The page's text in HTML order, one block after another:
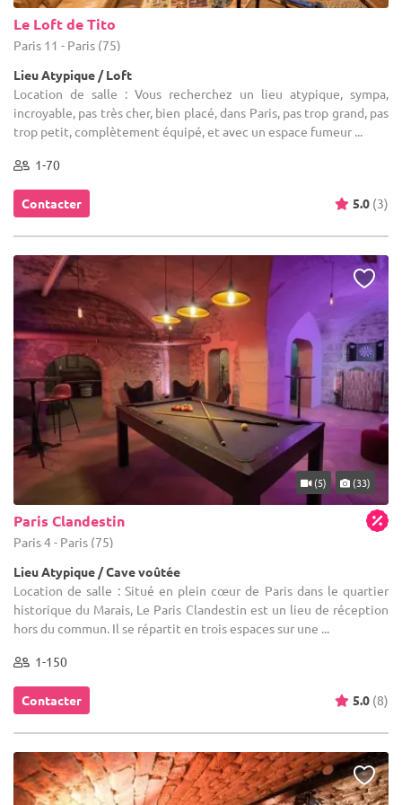
Le Loft de Tito
Paris 11 - Paris (75)
Lieu Atypique / Loft
Location de salle : Vous recherchez un lieu atypique, sympa,
incroyable, pas très cher, bien placé, dans Paris, pas trop grand, pas
trop petit, complètement équipé, et avec un espace fumeur ...
1-70
Contacter 5.0 (3)
(5) (33)
Paris Clandestin
Paris 4 - Paris (75)
Lieu Atypique / Cave voûtée
Location de salle : Situé en plein cœur de Paris dans le quartier
historique du Marais, Le Paris Clandestin est un lieu de réception
hors du commun. Il se répartit en trois espaces sur une ...
1-150
Contacter 5.0 (8)